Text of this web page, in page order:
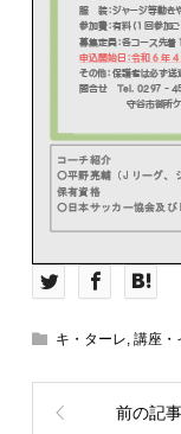
キ・ターレ ,講座・
前の記事